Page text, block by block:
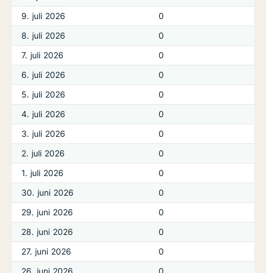
9. juli 2026
0
8. juli 2026
0
7. juli 2026
0
6. juli 2026
0
5. juli 2026
0
4. juli 2026
0
3. juli 2026
0
2. juli 2026
0
1. juli 2026
0
30. juni 2026
0
29. juni 2026
0
28. juni 2026
0
27. juni 2026
0
26. juni 2026
0